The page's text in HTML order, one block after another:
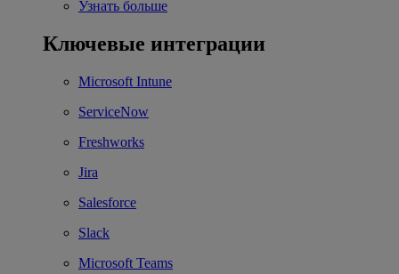
Узнать больше
Ключевые интеграции
Microsoft Intune
ServiceNow
Freshworks
Jira
Salesforce
Slack
Microsoft Teams